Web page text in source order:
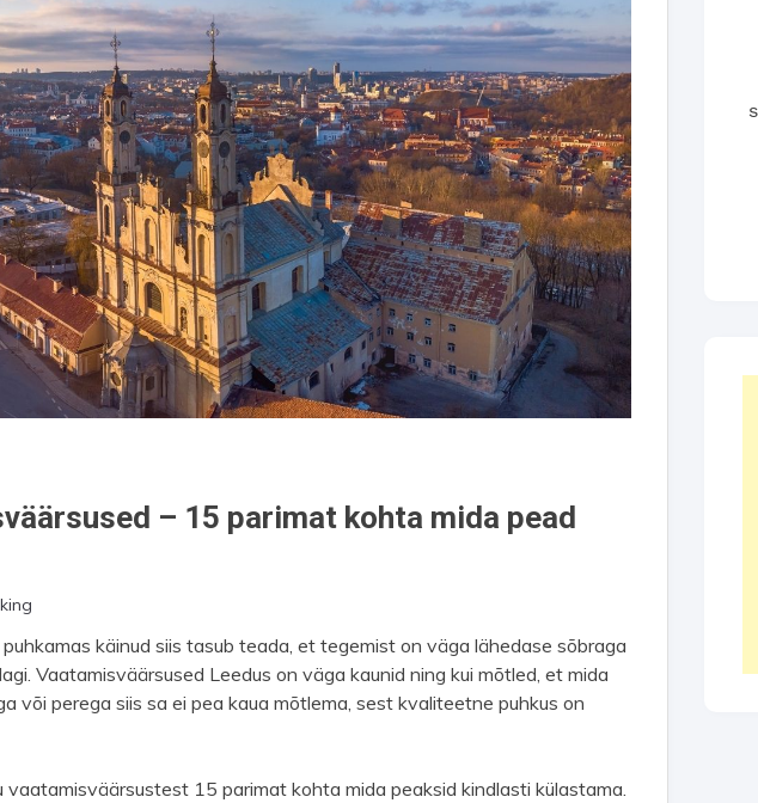
– 15 parimat kohta mida pead
käinud siis tasub teada, et tegemist on väga lähedase sõbraga
Vaatamisväärsused Leedus on väga kaunid ning kui mõtled, et mida
või perega siis sa ei pea kaua mõtlema, sest kvaliteetne puhkus on
vaatamisväärsustest 15 parimat kohta mida peaksid kindlasti külastama.